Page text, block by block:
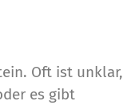
Oft ist unklar,
es gibt